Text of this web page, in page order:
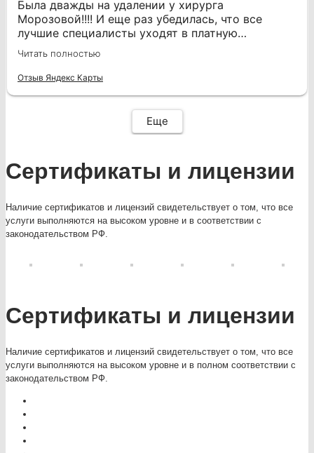
я выбирала очень долго, взвешивала все за и
против. И я не ошиблась. Атмосфера в клинике
очень располагающая .Теперь с уверенностью
могу рекомендовать клинику Мистер ПрезиДент
всем, кто ценит качество и заботу о своем
здоровье!
Была дважды на удалении у хирурга
Морозовой!!!! И еще раз убедилась, что все
лучшие специалисты уходят в платную
медицину! Очень хороший врач, знающий свое
дело, тактична, спокойна, аккуратна! Боли не
было совсем В первый раз спасла меня просто
Читать полностью
Отзыв Яндекс Карты
Еще
Сертификаты и лицензии
Наличие сертификатов и лицензий свидетельствует о том, что все
услуги выполняются на высоком уровне и в соответствии с
законодательством РФ.
Сертификаты и лицензии
Наличие сертификатов и лицензий свидетельствует о том, что все
услуги выполняются на высоком уровне и в полном соответствии с
законодательством РФ.